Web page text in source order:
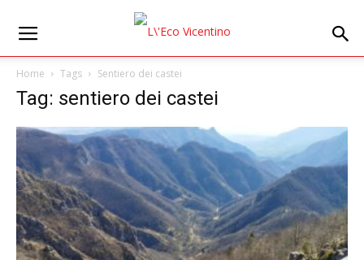
Home Tags Sentiero dei castei
Tag: sentiero dei castei